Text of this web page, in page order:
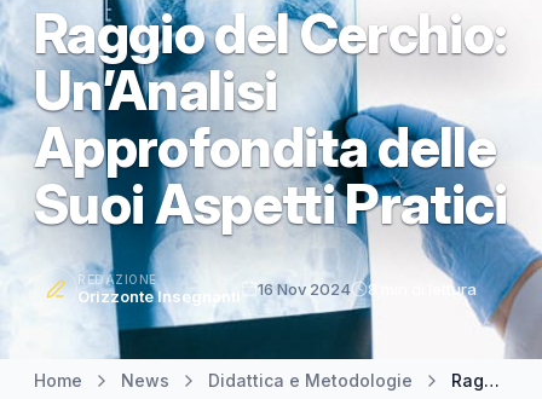
Raggio del Cerchio:
Un’Analisi
Approfondita delle
Suoi Aspetti Pratici
REDAZIONE
Orizzonte Insegnanti 16 Nov 2024 8 min di lettura
Home News Didattica e Metodologie Raggio del Cerchio: Un’Analisi Approfondita delle Suoi Aspetti Pratici